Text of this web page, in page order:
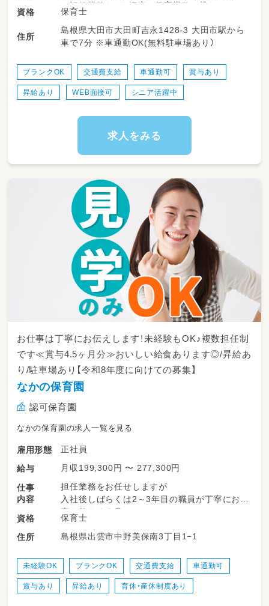
の記録業務など、幅広い保育業務に携わってい
ただきます。少人数制の保育園が多く、子ども
たち一人ひとりに丁寧に関わることができる環
境です。チームで連携しながら、柔軟で子ども
＜スケジュール例＞
【日勤】
・09:00～自発的な活動(室内遊び/お散歩)
・11:00～昼食
・12:30～午睡(事務作業/ブレスチェック/休憩)
・15:00～自発的な活動(室内遊び/お散歩)
【夜勤】
・18:00～延長保育
・19:30～自発的な活動(室内遊び)
・20:30～就寝(事務作業/ブレスチェック)
・23:00～仮眠休憩
・02:00～就寝(事務作業/ブレスチェック)
・07:00～起床
資格 保育士
住所
島根県大田市大田町吉永1428-3 大田市駅から
車で7分 ※車通勤OK(無料駐車場あり）
ブランクOK 交通費支給 車通勤可 賞与あり
昇給あり WEB面接可 シニア活躍中
求人をみる
お仕事は丁寧にお伝えします！未経験もOK♪複数担任制
です≪賞与4.5ヶ月分≫おいしい給食あります◎/昇給あ
り/駐車場あり【令和8年度に向けての募集】
なかの保育園
認可保育園
なかの保育園の求人一覧を見る
雇用形態
正社員
給与
月収199,300円 〜 277,300円
仕事
内容
担任業務をお任せしますが
入社後しばらくは2～3年目の職員が丁寧にお仕
事を教えます◎
どのクラスになっても複数担任ですので
資格
保育士
住所
島根県出雲市中野美保南3丁目1−1
未経験OK ブランクOK 交通費支給 車通勤可
賞与あり 昇給あり 育休・産休制度あり